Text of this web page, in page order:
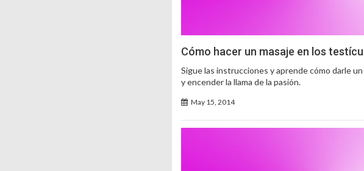
Cómo hacer un masaje en los
Sigue las instrucciones y aprende cómo darle
y encender la llama de la pasión.
May 15, 2014